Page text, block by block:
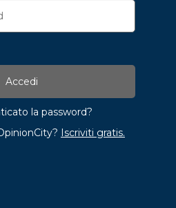
la password?
Iscriviti gratis.